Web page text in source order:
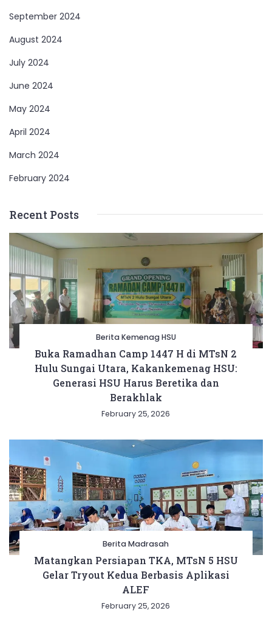
September 2024
August 2024
July 2024
June 2024
May 2024
April 2024
March 2024
February 2024
Recent Posts
Berita Kemenag HSU
Buka Ramadhan Camp 1447 H di MTsN 2
Hulu Sungai Utara, Kakankemenag HSU:
Generasi HSU Harus Beretika dan
Berakhlak
February 25, 2026
Berita Madrasah
Matangkan Persiapan TKA, MTsN 5 HSU
Gelar Tryout Kedua Berbasis Aplikasi
ALEF
February 25, 2026